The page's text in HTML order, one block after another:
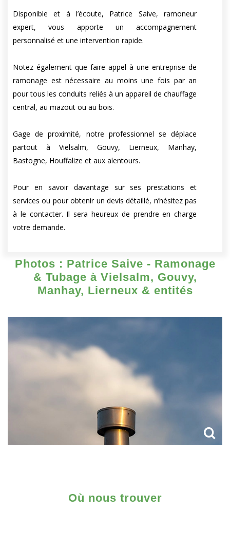
Disponible et à l’écoute, Patrice Saive, ramoneur
expert, vous apporte un accompagnement
personnalisé et une intervention rapide.
Notez également que faire appel à une entreprise de
ramonage est nécessaire au moins une fois par an
pour tous les conduits reliés à un appareil de chauffage
central, au mazout ou au bois.
Gage de proximité, notre professionnel se déplace
partout à Vielsalm, Gouvy, Lierneux, Manhay,
Bastogne, Houffalize et aux alentours.
Pour en savoir davantage sur ses prestations et
services ou pour obtenir un devis détaillé, n’hésitez pas
à le contacter. Il sera heureux de prendre en charge
votre demande.
Photos : Patrice Saive - Ramonage
& Tubage à Vielsalm, Gouvy,
Manhay, Lierneux & entités
Où nous trouver